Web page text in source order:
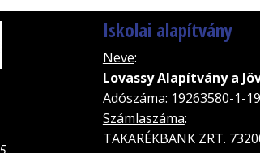
Iskolai alapítvány
Neve:
Lovassy Alapítvány a
Adószáma: 19263580-1-19
Számlaszáma:
TAKARÉKBANK ZRT.